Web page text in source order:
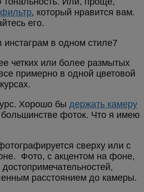
, который нравится вам.
его.
четких или более размытых
примерно в одной цветовой
Хорошо бы держать камеру
фоток. Что я имею
сверху или с
Фото, с акцентом на фоне,
расстоянием до камеры.